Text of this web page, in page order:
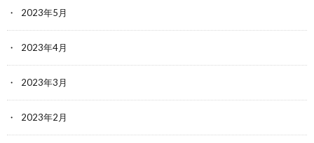
2023年5月
2023年4月
2023年3月
2023年2月